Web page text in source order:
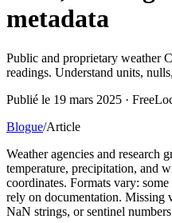
metadata
Public and proprietary weather
readings. Understand units,
Publié le 19 mars 2025 ·
Blogue/Article
Weather agencies and research
temperature, precipitation, and
coordinates. Formats vary:
rely on documentation. Missing
NaN strings, or sentinel